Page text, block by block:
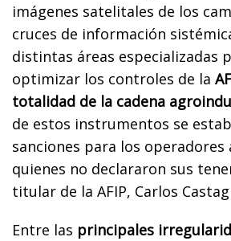
imágenes satelitales de los
cruces de información
distintas áreas especializadas
optimizar los controles de la
totalidad de la cadena
de estos instrumentos se
sanciones para los operadores
quienes no declararon sus
titular de la AFIP, Carlos
Entre las principales